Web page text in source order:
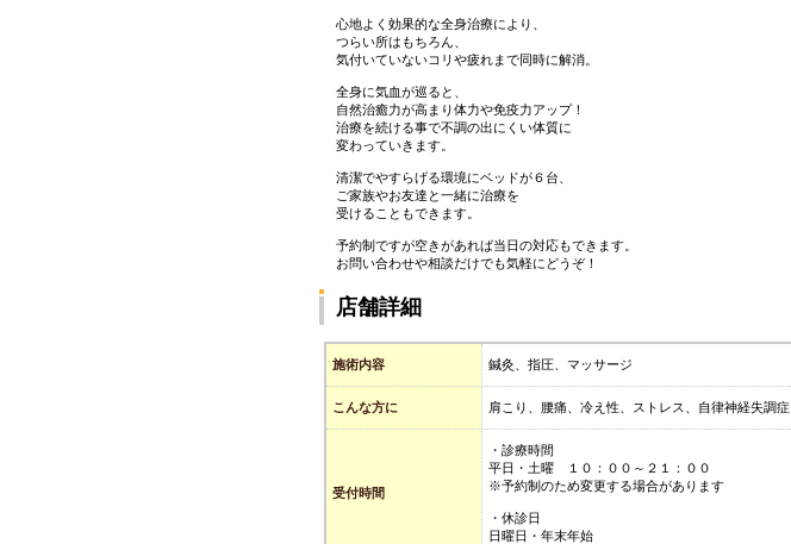
心地よく効果的な全身治療により、
つらい所はもちろん、
気付いていないコリや疲れまで同時に解消。
全身に気血が巡ると、
自然治癒力が高まり体力や免疫力アップ！
治療を続ける事で不調の出にくい体質に
変わっていきます。
清潔でやすらげる環境にベッドが６台、
ご家族やお友達と一緒に治療を
受けることもできます。
予約制ですが空きがあれば当日の対応もできます。
お問い合わせや相談だけでも気軽にどうぞ！
店舗詳細
施術内容 鍼灸、指圧、マッサージ
こんな方に 肩こり、腰痛、冷え性、ストレス、自律神経失調症
受付時間
・診療時間
平日・土曜 １０：００～２１：００
※予約制のため変更する場合があります
・休診日
日曜日・年末年始